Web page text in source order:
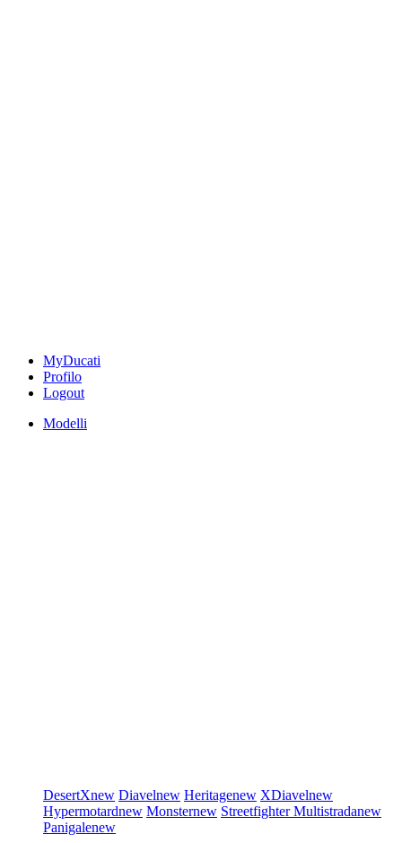
MyDucati
Profilo
Logout
Modelli
DesertXnew Diavelnew Heritagenew XDiavelnew
Hypermotardnew Monsternew StreetfighterMultistradanew
Panigalenew